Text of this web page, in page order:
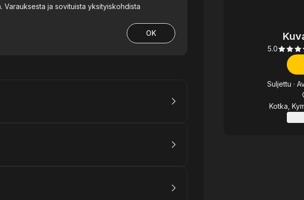
ja sovituista yksityiskohdista
OK
5.0
Suljettu ·
Kotka,